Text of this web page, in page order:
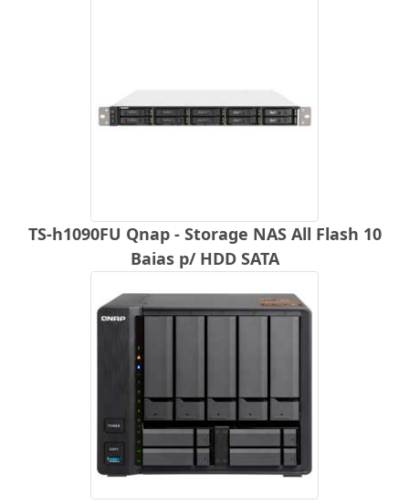
TS-h1090FU Qnap - Storage NAS All Flash 10
Baias p/ HDD SATA